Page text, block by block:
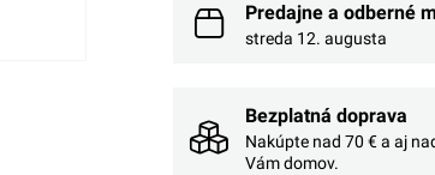
Predajne a odberné
streda 12. augusta
Bezplatná doprava
Nakúpte nad 70 € a aj
Vám domov.